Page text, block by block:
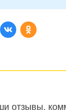
отзывы,